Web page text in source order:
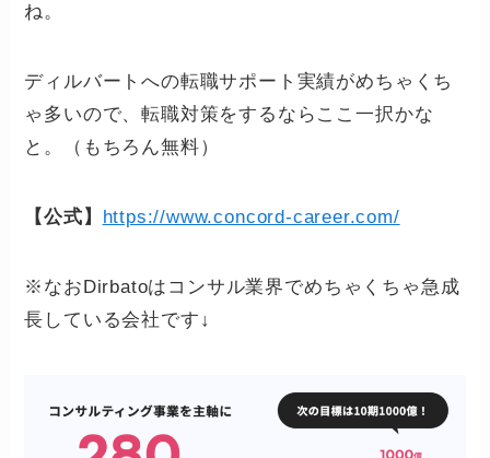
ね。
ディルバートへの転職サポート実績がめちゃくち
ゃ多いので、転職対策をするならここ一択かな
と。（もちろん無料）
【公式】 https://www.concord-career.com/
※なおDirbatoはコンサル業界でめちゃくちゃ急成
長している会社です↓